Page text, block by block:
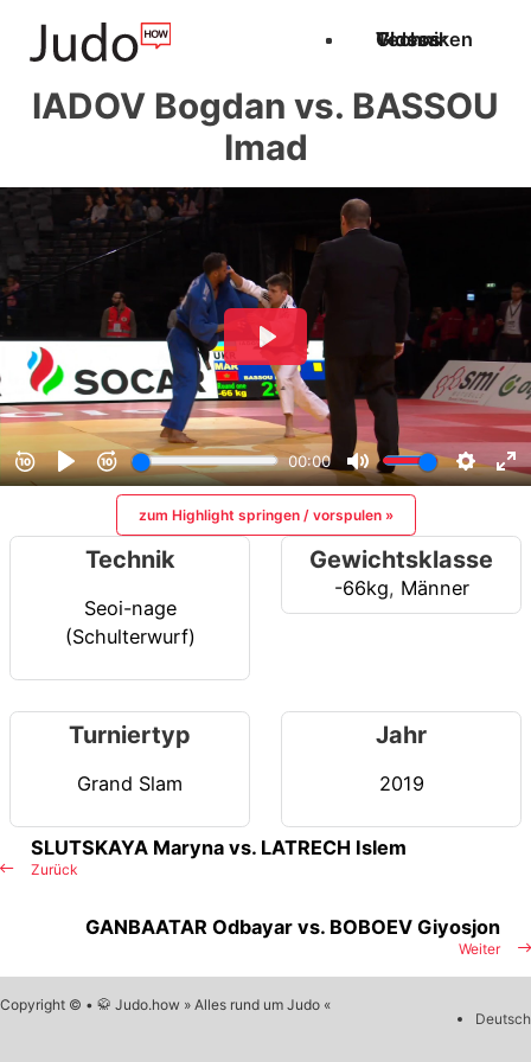
Techniken
Videos
Glossar
IADOV Bogdan vs. BASSOU
Imad
zum Highlight springen / vorspulen »
Technik
Seoi-nage
(Schulterwurf)
Gewichtsklasse
-66kg, Männer
Turniertyp
Grand Slam
Jahr
2019
Zurück
SLUTSKAYA Maryna vs. LATRECH Islem
Weiter
GANBAATAR Odbayar vs. BOBOEV Giyosjon
Copyright © • 🥋 Judo.how » Alles rund um Judo «
Deutsch